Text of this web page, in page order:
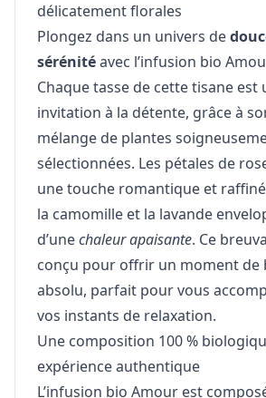
délicatement florales
Plongez dans un univers de
sérénitéavec l’infusion bio
Chaque tasse de cette tisane est
invitation à la détente, grâce à
mélange de plantes
sélectionnées. Les pétales de
une touche romantique et
la camomille et la lavande
d’unechaleur apaisante. Ce
conçu pour offrir un moment de
absolu, parfait pour vous
vos instants de relaxation.
Une composition 100 %
expérience authentique
L’infusion bio Amour est